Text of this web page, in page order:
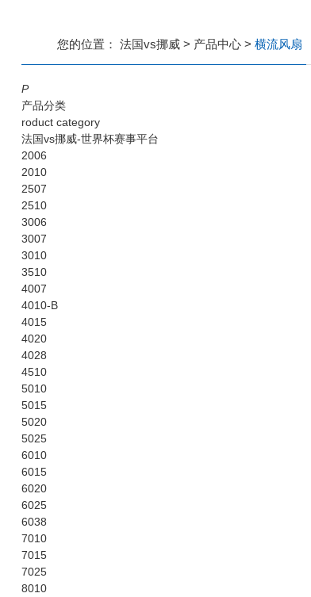
您的位置： 法国vs挪威> 产品中心> 横流风扇
P
产品分类
roduct category
法国vs挪威-世界杯赛事平台
2006
2010
2507
2510
3006
3007
3010
3510
4007
4010-B
4015
4020
4028
4510
5010
5015
5020
5025
6010
6015
6020
6025
6038
7010
7015
7025
8010